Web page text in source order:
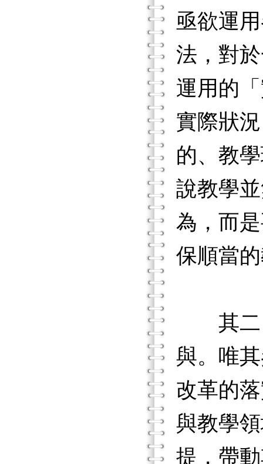
亟欲運
法，對
運用的
實際狀
的、教
說教學
為，而
保順當
其二，
與。唯
改革的
與教學
提，帶